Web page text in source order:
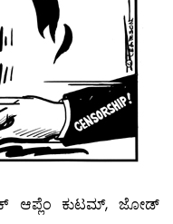
ಆಪ್ಲೆಂ ಕುಟಮ್, ಜೋಡ್